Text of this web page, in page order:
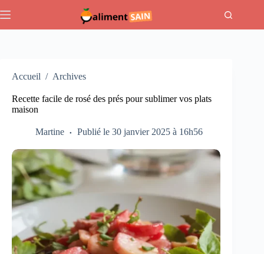
au
Accueil / Archives
Recette facile de rosé des prés pour sublimer vos plats
maison
Martine Publié le 30 janvier 2025 à 16h56